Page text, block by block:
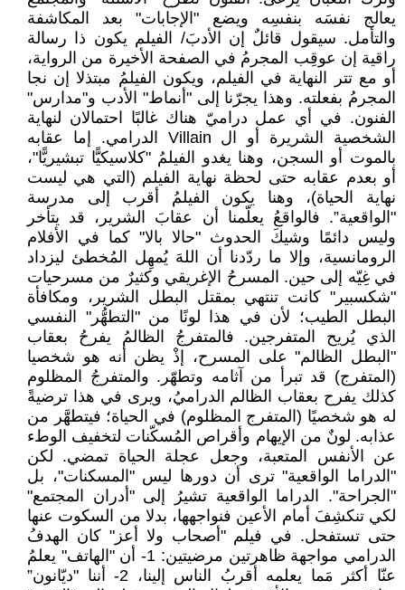
يعالج نفسَه بنفسِه ويضع "الإجابات" بعد المكاشفة
والتأمل. سيقول قائلٌ إن الأدبَ/ الفيلم يكون ذا رسالة
راقية إن عوقِب المجرمُ في الصفحة الأخيرة من الرواية،
أو مع تتر النهاية في الفيلم، ويكون الفيلمُ مبتذلا إن نجا
المجرمُ بفعلته. وهذا يجرّنا إلى "أنماط" الأدب و"مدارس"
الفنون. في أي عمل دراميّ هناك غالبًا احتمالان لنهاية
الشخصية الشريرة أو ال Villain الدرامي. إما عقابه
بالموت أو السجن، وهنا يغدو الفيلمُ "كلاسيكيًّا تبشيريًّا"،
أو بعدم عقابه حتى لحظة نهاية الفيلم (التي هي ليست
نهاية الحياة)، وهنا يكون الفيلمُ أقرب إلى مدرسة
"الواقعية”. فالواقعُ يعلّمنا أن عقابَ الشرير، قد يتأخر
وليس دائمًا وشيكَ الحدوث "حالا بالا" كما في الأفلام
الرومانسية، وإلا ما ردّدنا أن اللهَ يُمهِل المُخطئ ليزداد
في غِيّه إلى حين. المسرحُ الإغريقي وكثيرٌ من مسرحيات
"شكسبير" كانت تنتهي بمقتل البطل الشرير، ومكافأة
البطل الطيب؛ لأن في هذا لونًا من "التطهُّر" النفسي
الذي يُريح المتفرجين. فالمتفرجُ الظالمُ يفرحُ بعقاب
"البطل الظالم" على المسرح، إذْ يظن أنه هو شخصيا
(المتفرج) قد تبرأ من آثامه وتطهّر. والمتفرجُ المظلوم
كذلك يفرح بعقاب الظالم الدراميُ، ويرى في هذا ترضيةً
له هو شخصيًا (المتفرج المظلوم) في الحياة؛ فيتطهَّر من
عذابه. لونٌ من الإيهام وأقراص المُسكّنات لتخفيف الوطء
عن الأنفس المتعبة، وجعل عجلة الحياة تمضي. لكن
"الدراما الواقعية" ترى أن دورها ليس "المسكنات"، بل
"الجراحة". الدراما الواقعية تشيرُ إلى "أدران المجتمع"
لكي تنكشِفَ أمام الأعين فنواجهها، بدلا من السكوت عنها
حتى تستفحل. في فيلم "أصحاب ولا أعز" كان الهدفُ
الدرامي مواجهة ظاهرتين مرضيتين: 1- أن "الهاتف" يعلمُ
عنّا أكثر مَما يعلمه أقربُ الناس إلينا، 2- أننا "ديّانون”